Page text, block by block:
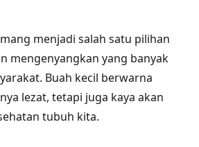
menjadi salah satu pilihan
mengenyangkan yang banyak
Buah kecil berwarna
lezat, tetapi juga kaya akan
tubuh kita.